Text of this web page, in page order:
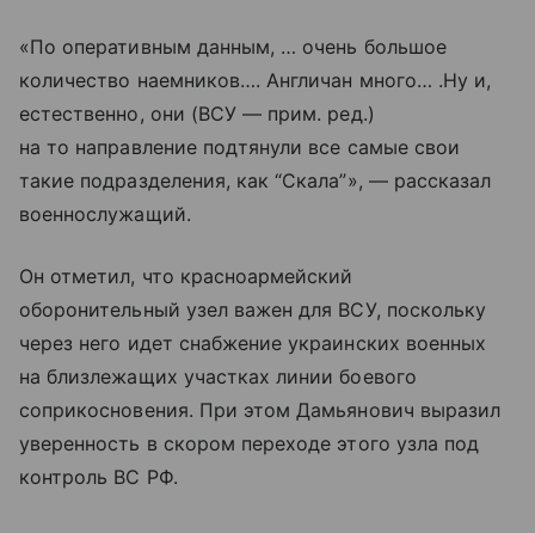
«По оперативным данным, … очень большое
количество наемников…. Англичан много… .Ну и,
естественно, они (ВСУ — прим. ред.)
на то направление подтянули все самые свои
такие подразделения, как “Скала”», — рассказал
военнослужащий.
Он отметил, что красноармейский
оборонительный узел важен для ВСУ, поскольку
через него идет снабжение украинских военных
на близлежащих участках линии боевого
соприкосновения. При этом Дамьянович выразил
уверенность в скором переходе этого узла под
контроль ВС РФ.